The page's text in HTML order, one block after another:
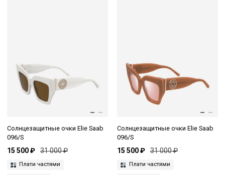
Солнцезащитные очки Elie Saab
096/S
15 500 ₽ 31 000 ₽
Плати частями
Солнцезащитные очки Elie Saab
096/S
15 500 ₽ 31 000 ₽
Плати частями